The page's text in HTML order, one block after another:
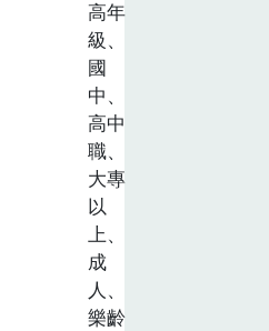
高年
級、
國
中、
高中
職、
大專
以
上、
成
人、
樂齡